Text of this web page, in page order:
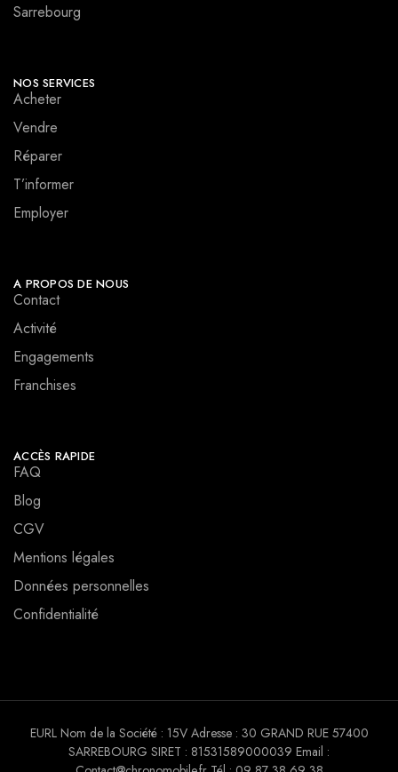
Sarrebourg
NOS SERVICES
Acheter
Vendre
Réparer
T’informer
Employer
A PROPOS DE NOUS
Contact
Activité
Engagements
Franchises
ACCÈS RAPIDE
FAQ
Blog
CGV
Mentions légales
Données personnelles
Confidentialité
EURL Nom de la Société : 15V Adresse : 30 GRAND RUE 57400
SARREBOURG SIRET : 81531589000039 Email :